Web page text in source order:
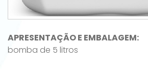
APRESENTAÇÃO E EMBALAGEM:
bomba de 5 litros